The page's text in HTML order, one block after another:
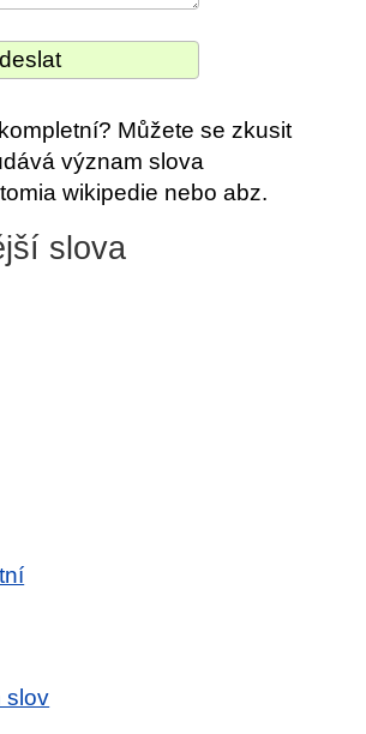
Můžete se zkusit
význam slova
wikipedie nebo abz.
slova
slov